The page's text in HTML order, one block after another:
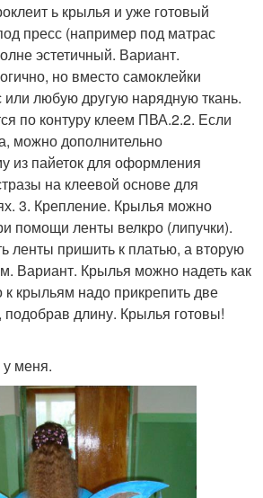
ь крылья и уже готовый
пресс (например под матрас
эстетичный. Вариант.
но вместо самоклейки
или любую другую нарядную ткань.
по контуру клеем ПВА.2.2. Если
можно дополнительно
из пайеток для оформления
на клеевой основе для
3. Крепление. Крылья можно
помощи ленты велкро (липучки).
ленты пришить к платью, а вторую
Вариант. Крылья можно надеть как
к крыльям надо прикрепить две
подобрав длину. Крылья готовы!
у меня.